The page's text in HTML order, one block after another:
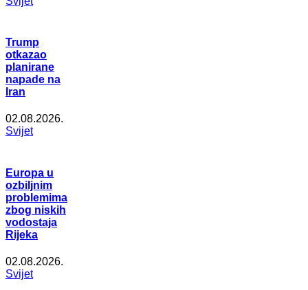
Trump
otkazao
planirane
napade na
Iran
02.08.2026.
Svijet
Europa u
ozbiljnim
problemima
zbog niskih
vodostaja
Rijeka
02.08.2026.
Svijet